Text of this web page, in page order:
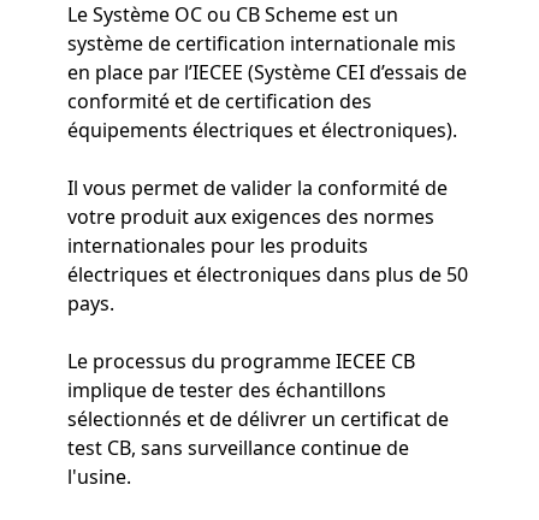
Le Système OC ou CB Scheme est un
système de certification internationale mis
en place par l’IECEE (Système CEI d’essais de
conformité et de certification des
équipements électriques et électroniques).
Il vous permet de valider la conformité de
votre produit aux exigences des normes
internationales pour les produits
électriques et électroniques dans plus de 50
pays.
Le processus du programme IECEE CB
implique de tester des échantillons
sélectionnés et de délivrer un certificat de
test CB, sans surveillance continue de
l'usine.